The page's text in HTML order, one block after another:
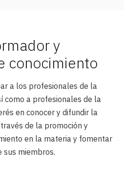
y
conocimiento
a los profesionales de la
como a profesionales de la
en conocer y difundir la
de la promoción y
en la materia y fomentar
sus miembros.